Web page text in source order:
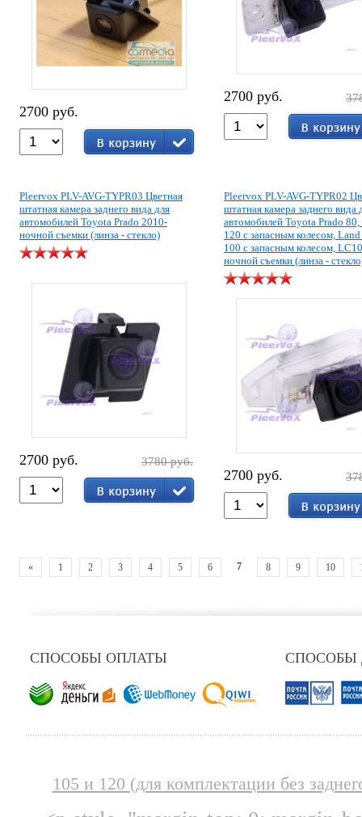
2700 руб.
2700 руб.
Pleervox PLV-AVG-TYPR03 Цветная
штатная камера заднего вида для
автомобилей Toyota Prado 2010-
ночной съемки (линза - стекло)
2700 руб. 3780 руб.
Pleervox PLV-AVG-TYPR02
штатная камера заднего вида
автомобилей Toyota Prado 80,
120 с запасным колесом,
100 с запасным колесом,
ночной съемки (линза -
2700 руб.
« 1 2 3 4 5 6 7 8 9 10
СПОСОБЫ ОПЛАТЫ СПОСОБЫ
105 и 120 (для комплектации без